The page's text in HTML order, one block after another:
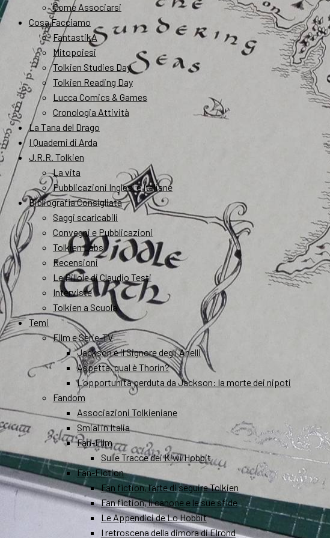
Come Associarsi
Cosa Facciamo
FantastikA
Mitopoiesi
Tolkien Studies Day
Tolkien Reading Day
Lucca Comics & Games
Cronologia Attività
La Tana del Drago
I Quaderni di Arda
J.R.R. Tolkien
La vita
Pubblicazioni Inglesi e Italiane
Bibliografia Consigliata
Saggi scaricabili
Convegni e Pubblicazioni
Tolkien Labs
Recensioni
Le Pillole di Claudio Testi
Interviste
Tolkien a Scuola
Temi
Film e Serie-TV
Jackson e il Signore degli Anelli
Aspetta, qual è Thorin?
L’opportunità perduta da Jackson: la morte dei nipoti
Fandom
Associazioni Tolkieniane
Smial in Italia
Fan-Film
Sulle Tracce dei Kiwi Hobbit
Fan-Fiction
Fan fiction, l’arte di seguire Tolkien
Fan fiction, il canone e le sue sfide
Le Appendici de Lo Hobbit
I retroscena della dimora di Elrond